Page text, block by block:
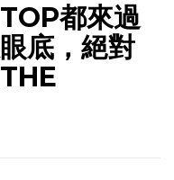
都來過
底，絕對